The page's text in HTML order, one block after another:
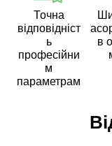
Точна
відповідніст
ь
професійни
м
параметрам
в